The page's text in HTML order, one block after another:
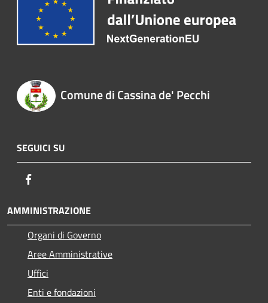
Comune di Cassina de' Pecchi
SEGUICI SU
AMMINISTRAZIONE
Organi di Governo
Aree Amministrative
Uffici
Enti e fondazioni